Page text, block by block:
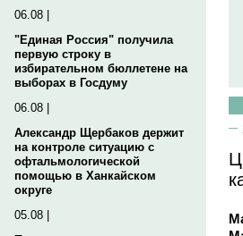
06.08 |
"Единая Россия" получила
первую строку в
избирательном бюллетене на
выборах в Госдуму
06.08 |
Александр Щербаков держит
на контроле ситуацию с
офтальмологической
помощью в Ханкайском
округе
05.08 |